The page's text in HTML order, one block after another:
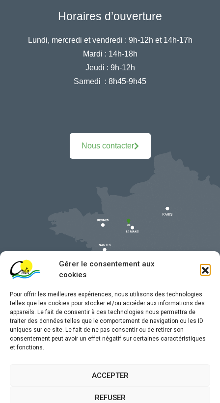
Gérer le consentement aux
cookies
Pour offrir les meilleures expériences, nous utilisons des technologies
telles que les cookies pour stocker et/ou accéder aux informations des
appareils. Le fait de consentir à ces technologies nous permettra de
traiter des données telles que le comportement de navigation ou les ID
uniques sur ce site. Le fait de ne pas consentir ou de retirer son
consentement peut avoir un effet négatif sur certaines caractéristiques
et fonctions.
ACCEPTER
REFUSER
Horaires d’ouverture
Lundi, mercredi et vendredi : 9h-12h et 14h-17h
Mardi : 14h-18h
Jeudi : 9h-12h
Samedi : 8h45-9h45
Nous contacter
Mentions légales
Traitement de données personnelles